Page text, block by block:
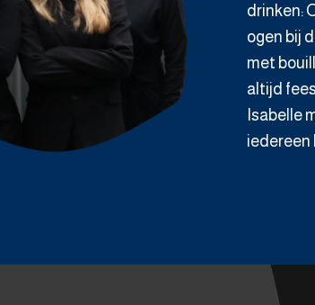
drinken:
ogen bij
met
altijd
Isabelle
iedereen